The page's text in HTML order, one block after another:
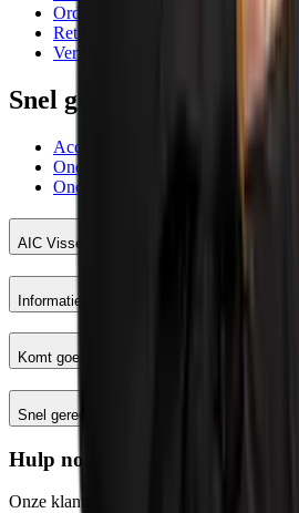
Orderafhandeling
Retourneren
Verzending
Snel geregeld
Account AIC Visser
Onderhoud meetinstrumenten
Onderhoud en reparatie machines
AIC Visser
Informatie
Komt goed
Snel geregeld
Hulp nodig?
Onze klantenservice staat elke werkdag